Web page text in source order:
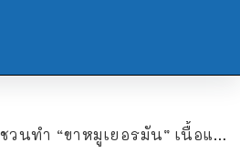
ชวนทำ “ขาหมูเยอรมัน” เนื้อแน่น กรอบอร่อย ทำเองได้ไม่ยาก